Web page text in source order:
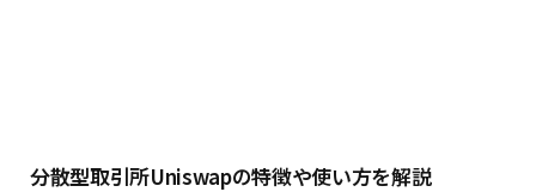
分散型取引所Uniswapの特徴や使い方を解説